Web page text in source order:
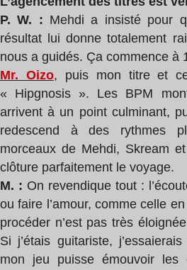
P. W. : Mehdi a insisté pour
résultat lui donne totalement
nous a guidés. Ça commence à
Mr. Oizo, puis mon titre et
« Hipgnosis ». Les BPM
arrivent à un point culminant,
redescend à des rythmes
morceaux de Mehdi, Skream
clôture parfaitement le voyage.
M. : On revendique tout :
ou faire l’amour, comme celle
procéder n’est pas très
Si j’étais guitariste,
mon jeu puisse émouvoir les